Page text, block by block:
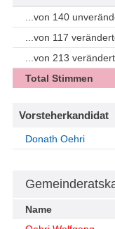
...von 140
...von 117
...von 213
Total Stimmen
Vorsteherkandidat
Donath Oehri
Name